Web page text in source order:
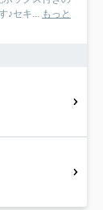
♪セキ... もっと